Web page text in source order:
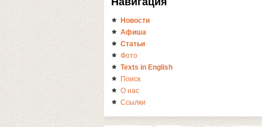
Новости
Афиша
Статьи
Фото
Texts in English
Поиск
О нас
Ссылки